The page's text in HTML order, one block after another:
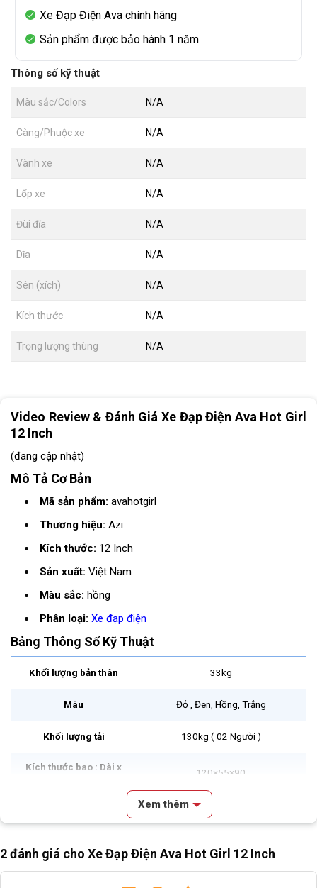
Xe Đạp Điện Ava chính hãng
Sản phẩm được bảo hành 1 năm
Thông số kỹ thuật
Màu sắc/Colors N/A
Càng/Phuộc xe N/A
Vành xe N/A
Lốp xe N/A
Đùi đĩa N/A
Dĩa N/A
Sên (xích) N/A
Kích thước N/A
Trọng lượng thùng N/A
Video Review & Đánh Giá Xe Đạp Điện Ava Hot Girl 12 Inch
Video Review & Đánh Giá Xe Đạp Điện Ava Hot Girl
12 Inch
(đang cập nhật)
Mô Tả Cơ Bản
Mã sản phẩm: avahotgirl
Thương hiệu: Azi
Kích thước: 12 Inch
Sản xuất: Việt Nam
Màu sắc: hồng
Phân loại: Xe đạp điện
Bảng Thông Số Kỹ Thuật
Khối lượng bản thân 33kg
Màu Đỏ , Đen, Hồng, Trắng
Khối lượng tải 130kg ( 02 Người )
Kích thước bao : Dài x
120×55×90
Đông cơ điện 1 chiều, không chổi than
Điện áp 48V – 12Ah
Xem thêm
2 đánh giá cho Xe Đạp Điện Ava Hot Girl 12 Inch